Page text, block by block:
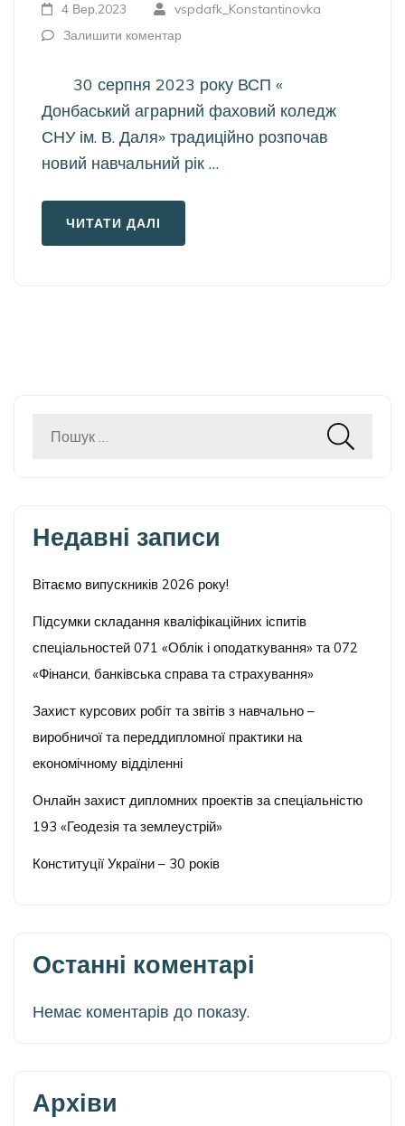
4 Вер,2023
vspdafk_Konstantinovka
Залишити коментар
30 серпня 2023 року ВСП «
Донбаський аграрний фаховий коледж
СНУ ім. В. Даля» традиційно розпочав
новий навчальний рік …
ЧИТАТИ ДАЛІ
Пошук:
Недавні записи
Вітаємо випускників 2026 року!
Підсумки складання кваліфікаційних іспитів
спеціальностей 071 «Облік і оподаткування» та 072
«Фінанси, банківська справа та страхування»
Захист курсових робіт та звітів з навчально –
виробничої та переддипломної практики на
економічному відділенні
Онлайн захист дипломних проектів за спеціальністю
193 «Геодезія та землеустрій»
Конституції України – 30 років
Останні коментарі
Немає коментарів до показу.
Архіви